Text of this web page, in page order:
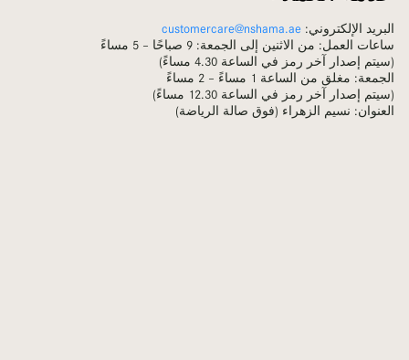
البريد الإلكتروني: customercare@nshama.ae
ساعات العمل: من الاثنين إلى الجمعة: 9 صباحًا – 5 مساءً
(سيتم إصدار آخر رمز في الساعة 4.30 مساءً)
الجمعة: مغلق من الساعة 1 مساءً – 2 مساءً
(سيتم إصدار آخر رمز في الساعة 12.30 مساءً)
العنوان: نسيم الزهراء (فوق صالة الرياضة)